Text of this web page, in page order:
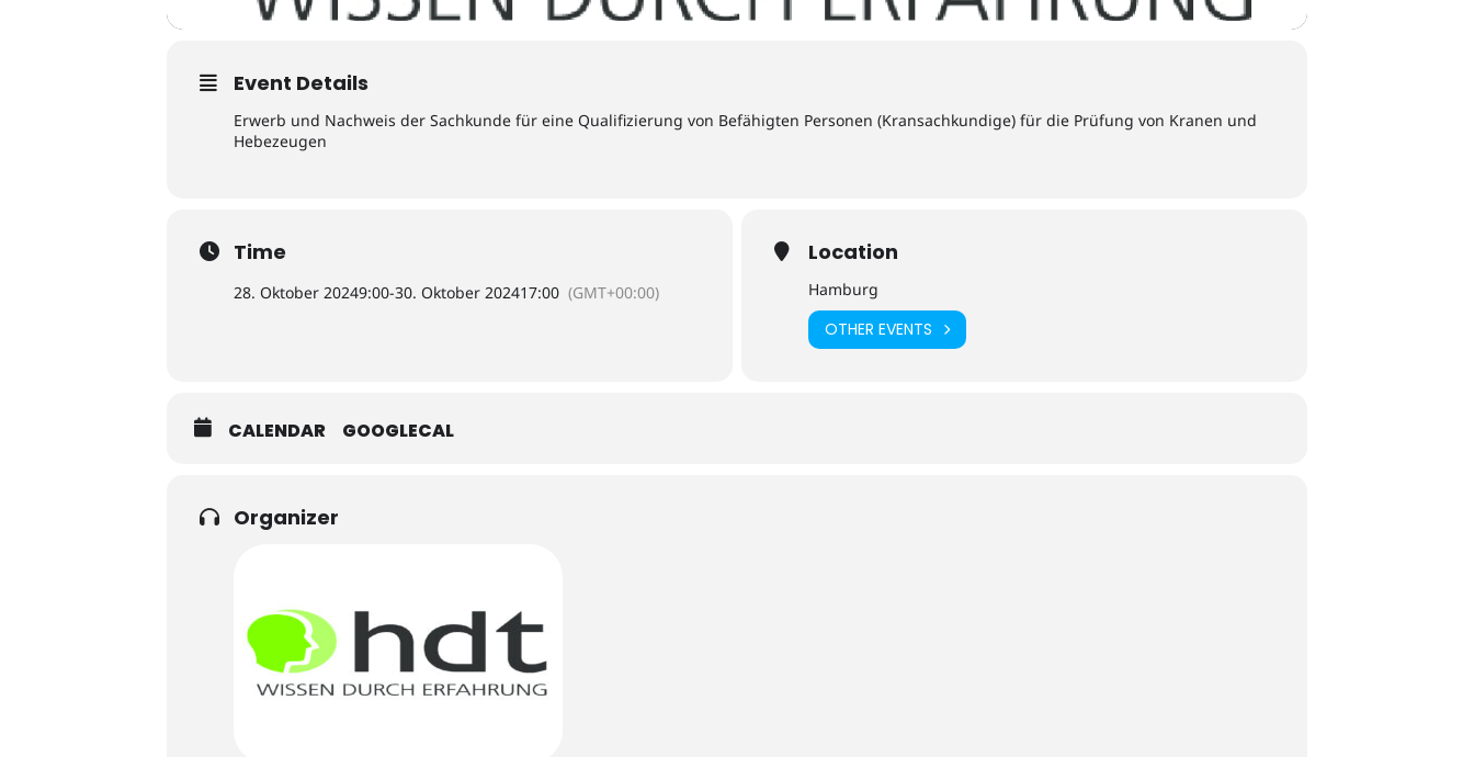
Event Details
Erwerb und Nachweis der Sachkunde für eine Qualifizierung von Befähigten Personen (Kransachkundige) für die Prüfung von Kranen und
Hebezeugen
Time
28. Oktober 20249:00-30. Oktober 202417:00 (GMT+00:00)
Location
Hamburg
OTHER EVENTS
CALENDAR GOOGLECAL
Organizer